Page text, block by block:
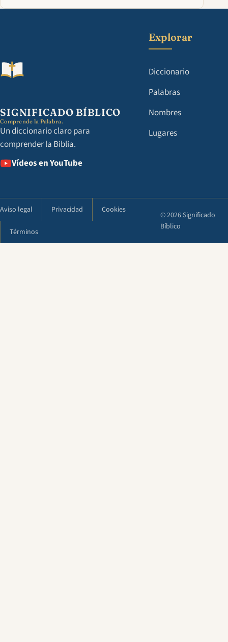
SIGNIFICADO BÍBLICO
Comprende la Palabra.
Un diccionario claro para
comprender la Biblia.
Vídeos en YouTube
Explorar
Diccionario
Palabras
Nombres
Lugares
Aviso legal Privacidad Cookies
Términos
© 2026 Significado
Bíblico